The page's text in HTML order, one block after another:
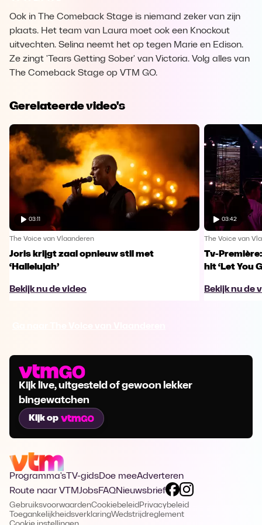
Ook in The Comeback Stage is niemand zeker van zijn
plaats. Het team van Laura moet ook een Knockout
uitvechten. Selina neemt het op tegen Marie en Edison.
Ze zingt 'Tears Getting Sober' van Victoria. Volg alles van
The Comeback Stage op VTM GO.
Gerelateerde video's
03:11
The Voice van Vlaanderen
Joris krijgt zaal opnieuw stil met
‘Hallelujah’
Bekijk nu de video
03:42
The Voice van
Tv-
hit ‘Let You
Bekijk nu de
Kijk live, uitgesteld of gewoon lekker
bingewatchen
Kijk op
Programma's TV-gidsDoe meeAdverteren
Route naar VTMJobsFAQNieuwsbrief
GebruiksvoorwaardenCookiebeleid Privacybeleid
ToegankelijkheidsverklaringWedstrijdreglement